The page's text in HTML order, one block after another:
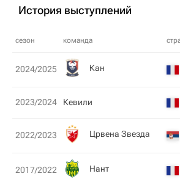
История выступлений
сезон команда
2024/2025 Кан
2023/2024 Кевили
2022/2023 Црвена Звезда
2017/2022 Нант